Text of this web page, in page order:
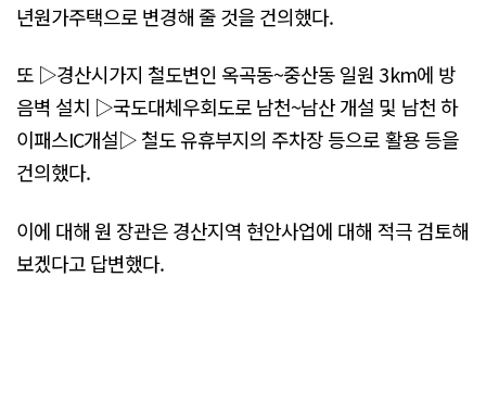
년원가주택으로 변경해 줄 것을 건의했다.
또 ▷경산시가지 철도변인 옥곡동~중산동 일원 3km에 방
음벽 설치 ▷국도대체우회도로 남천~남산 개설 및 남천 하
이패스IC개설▷ 철도 유휴부지의 주차장 등으로 활용 등을
건의했다.
이에 대해 원 장관은 경산지역 현안사업에 대해 적극 검토해
보겠다고 답변했다.